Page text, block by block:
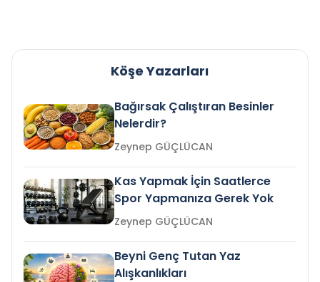
Köşe Yazarları
Bağırsak Çalıştıran Besinler
Nelerdir?
Zeynep GÜÇLÜCAN
Kas Yapmak İçin Saatlerce
Spor Yapmanıza Gerek Yok
Zeynep GÜÇLÜCAN
Beyni Genç Tutan Yaz
Alışkanlıkları